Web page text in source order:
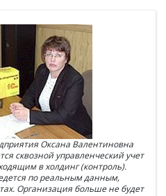
Оксана Валентиновна
сквозной управленческий учет
в холдинг (контроль).
по реальным данным,
Организация больше не будет